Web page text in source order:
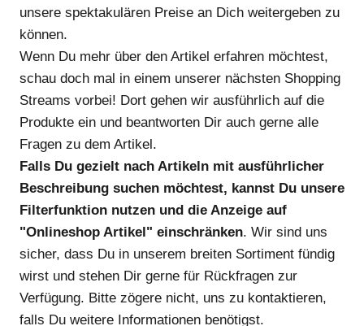
unsere spektakulären Preise an Dich weitergeben zu
können.
Wenn Du mehr über den Artikel erfahren möchtest,
schau doch mal in einem unserer nächsten Shopping
Streams vorbei! Dort gehen wir ausführlich auf die
Produkte ein und beantworten Dir auch gerne alle
Fragen zu dem Artikel.
Falls Du gezielt nach Artikeln mit ausführlicher
Beschreibung suchen möchtest, kannst Du unsere
Filterfunktion nutzen und die Anzeige auf
"Onlineshop Artikel" einschränken. Wir sind uns
sicher, dass Du in unserem breiten Sortiment fündig
wirst und stehen Dir gerne für Rückfragen zur
Verfügung. Bitte zögere nicht, uns zu kontaktieren,
falls Du weitere Informationen benötigst.